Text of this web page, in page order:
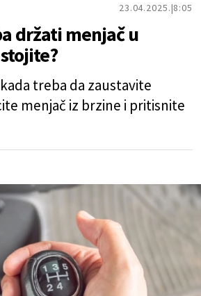
23.04.2025. 8:05
držati menjač u
treba da zaustavite
menjač iz brzine i pritisnite